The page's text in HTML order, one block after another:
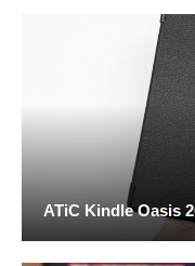
ATiC Kindle Oasis